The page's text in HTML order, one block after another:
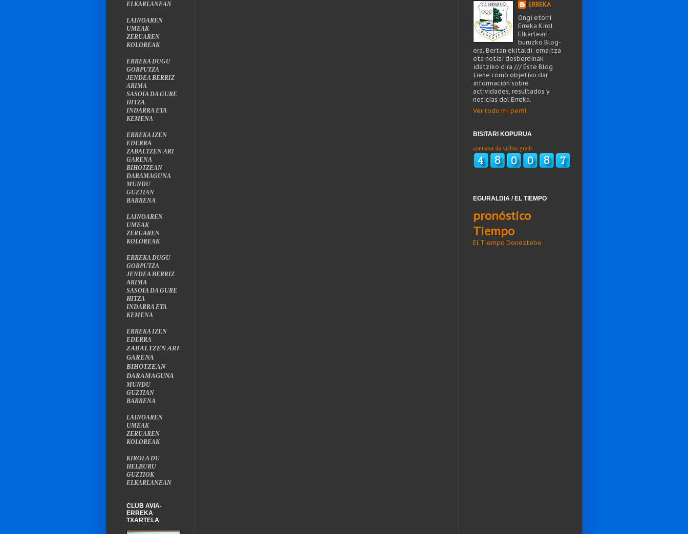
ELKARLANEAN
LAINOAREN
UMEAK
ZERUAREN
KOLOREAK
ERREKA DUGU
GORPUTZA
JENDEA BERRIZ
ARIMA
SASOIA DA GURE
HITZA
INDARRA ETA
KEMENA
ERREKA IZEN
EDERRA
ZABALTZEN ARI
GARENA
BIHOTZEAN
DARAMAGUNA
MUNDU
GUZTIAN
BARRENA
LAINOAREN
UMEAK
ZERUAREN
KOLOREAK
ERREKA DUGU
GORPUTZA
JENDEA BERRIZ
ARIMA
SASOIA DA GURE
HITZA
INDARRA ETA
KEMENA
ERREKA IZEN
EDERRA
ZABALTZEN ARI
GARENA
BIHOTZEAN
DARAMAGUNA
MUNDU
GUZTIAN
BARRENA
LAINOAREN
UMEAK
ZERUAREN
KOLOREAK
KIROLA DU
HELBURU
GUZTIOK
ELKARLANEAN
CLUB AVIA-
ERREKA
TXARTELA
ERREKA
Ongi etorri
Erreka Kirol
Elkarteari
buruzko Blog-
era. Bertan ekitaldi, emaitza
eta notizi desberdinak
idatziko dira /// Éste Blog
tiene como objetivo dar
información sobre
actividades, resultados y
noticias del Erreka.
Ver todo mi perfil
BISITARI KOPURUA
contador de visitas gratis
EGURALDIA / EL TIEMPO
pronóstico
Tiempo
El Tiempo Doneztebe